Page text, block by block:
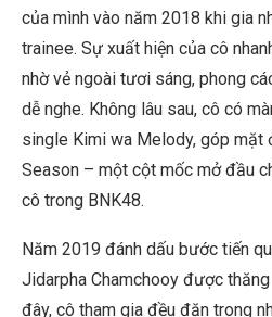
của mình vào năm 2018 khi gia
trainee. Sự xuất hiện của cô
nhờ vẻ ngoài tươi sáng, phong
dễ nghe. Không lâu sau, cô có
single Kimi wa Melody, góp mặt
Season – một cột mốc mở đầu
cô trong BNK48.
Năm 2019 đánh dấu bước tiến
Jidarpha Chamchooy được
đây, cô tham gia đều đặn trong